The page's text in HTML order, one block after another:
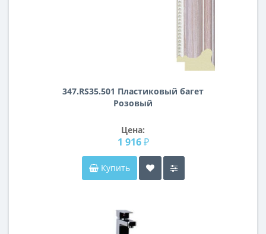
347.RS35.501 Пластиковый багет
Розовый
Цена:
1 916 ₽
Купить